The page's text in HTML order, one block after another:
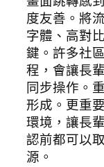
度友善。將
字體、高對
鍵。許多社
程，會讓長
同步操作。
形成。更重
環境，讓長
認前都可以
源。